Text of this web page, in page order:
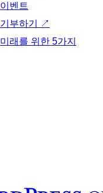
이벤트
기부하기
↗
미래를 위한 5가지